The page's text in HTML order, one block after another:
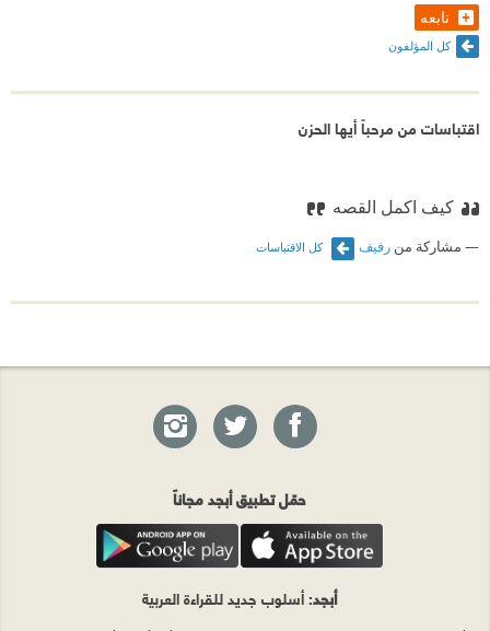
تابعه
كل المؤلفون
اقتباسات من مرحباً أيها الحزن
كيف اكمل القصه
مشاركة من رفيف كل الاقتباسات
حمّل تطبيق أبجد مجاناً
أبجد: أسلوب جديد للقراءة العربية